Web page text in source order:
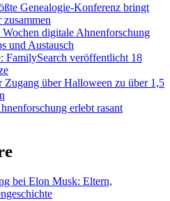
Genealogie-Konferenz bringt
digitale Ahnenforschung
und Austausch
FamilySearch veröffentlicht 18
über Halloween zu über 1,5
erlebt rasant
bei Elon Musk: Eltern,